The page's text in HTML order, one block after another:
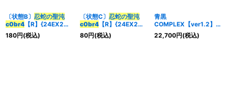
〔状態B〕 忍蛇の聖沌
c0br4 【R】{24EX2超
27/超47}《闇》
180円(税込)
〔状態C〕 忍蛇の聖沌
c0br4【R】{24EX2超
27/超47}《闇》
80円(税込)
青黒
COMPLEX【ver1.2】
{40枚}《デッキ販売》
22,700円(税込)